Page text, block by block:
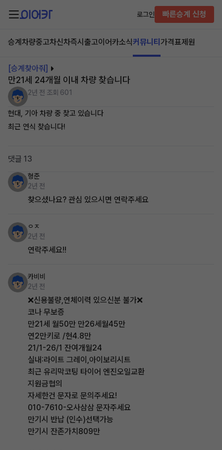
로그인 빠른승계 신청
승계차량중고차신차즉시출고이어카소식커뮤니티 가격표제원
[승계찾아줘]
만21세 24개월 이내 차량 찾습니다
2년 전 조회 601
현대, 기아 차량 중 찾고 있습니다
최근 연식 찾습니다!
댓글 13
형준
2년 전
찾으셨나요? 관심 있으시면 연락주세요
ㅇㅈ
2년 전
연락주세요!!
카비비
2년 전
❌️신용불량,연체이력 있으신분 불가❌️
코나 무보증
만21세 월50만 만26세월45만
연2만키로 /현4.8만
21/1-26/1 잔여개월24
실내:라이트 그레이,아이보리시트
최근 유리막코팅 타이어 엔진오일교환
지원금협의
자세한건 문자로 문의주세요!
010-7610-오사삼삼 문자주세요
만기시 반납 (인수)선택가능
만기시 잔존가치809만